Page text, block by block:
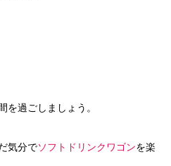
を過ごしましょう。
気分でソフトドリンクワゴンを楽